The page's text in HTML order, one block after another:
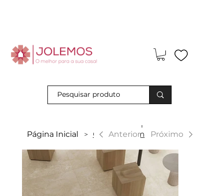
Página Inicial > Greek Cream
Anterior Próximo